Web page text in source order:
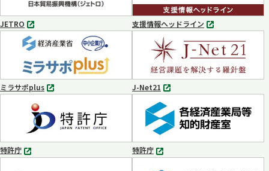
開
く
JETRO
別
タ
ブ
で
開
く
支援情報ヘッドライン
別
タ
ブ
で
開
く
ミラサポplus
別
ブ
で
開
く
J-Net21
別
タ
ブ
で
開
く
特許庁
別
特許庁
別